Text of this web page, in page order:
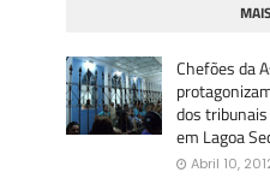
Chefões da
dos
em Lagoa
Abril 10,